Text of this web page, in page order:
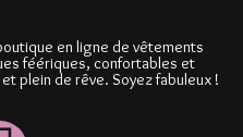
en ligne de vêtements
féériques, confortables et
plein de rêve. Soyez fabuleux !